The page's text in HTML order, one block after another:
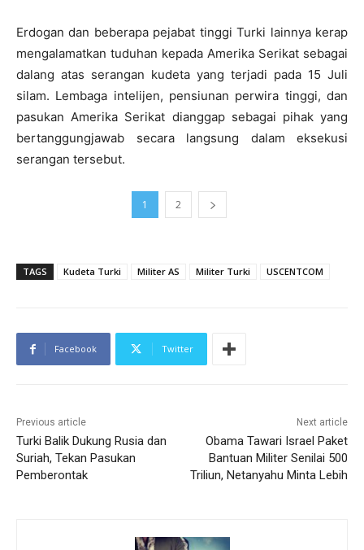
Erdogan dan beberapa pejabat tinggi Turki lainnya kerap
mengalamatkan tuduhan kepada Amerika Serikat sebagai
dalang atas serangan kudeta yang terjadi pada 15 Juli
silam. Lembaga intelijen, pensiunan perwira tinggi, dan
pasukan Amerika Serikat dianggap sebagai pihak yang
bertanggungjawab secara langsung dalam eksekusi
serangan tersebut.
1 2
TAGS Kudeta Turki Militer AS Militer Turki USCENTCOM
Facebook Twitter
Previous article
Turki Balik Dukung Rusia dan
Suriah, Tekan Pasukan
Pemberontak
Next article
Obama Tawari Israel Paket
Bantuan Militer Senilai 500
Triliun, Netanyahu Minta Lebih